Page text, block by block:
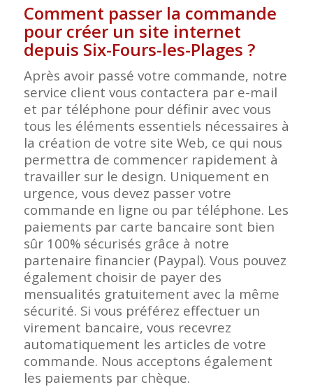
Comment passer la commande
pour créer un site internet
depuis Six-Fours-les-Plages ?
Après avoir passé votre commande, notre
service client vous contactera par e-mail
et par téléphone pour définir avec vous
tous les éléments essentiels nécessaires à
la création de votre site Web, ce qui nous
permettra de commencer rapidement à
travailler sur le design. Uniquement en
urgence, vous devez passer votre
commande en ligne ou par téléphone. Les
paiements par carte bancaire sont bien
sûr 100% sécurisés grâce à notre
partenaire financier (Paypal). Vous pouvez
également choisir de payer des
mensualités gratuitement avec la même
sécurité. Si vous préférez effectuer un
virement bancaire, vous recevrez
automatiquement les articles de votre
commande. Nous acceptons également
les paiements par chèque.